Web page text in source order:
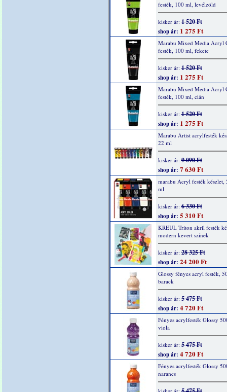
festék, 100 ml, levélzöld
kisker ár:1 520 Ft
shop ár: 1 275 Ft
Marabu Mixed Media Acryl
festék, 100 ml, fekete
kisker ár:1 520 Ft
shop ár: 1 275 Ft
Marabu Mixed Media Acryl
festék, 100 ml, cián
kisker ár:1 520 Ft
shop ár: 1 275 Ft
Marabu Artist acrylfesték
22 ml
kisker ár:9 090 Ft
shop ár: 7 630 Ft
marabu Acryl festék készlet,
ml
kisker ár:6 330 Ft
shop ár: 5 310 Ft
KREUL Triton akril festék
modern kevert színek
kisker ár:28 325 Ft
shop ár: 24 200 Ft
Glossy fényes acryl festék,
barack
kisker ár:5 475 Ft
shop ár: 4 720 Ft
Fényes acrylfesték Glossy
viola
kisker ár:5 475 Ft
shop ár: 4 720 Ft
Fényes acrylfesték Glossy
narancs